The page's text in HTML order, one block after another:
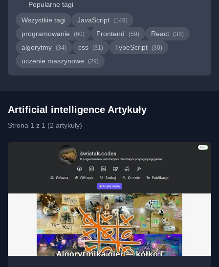
Popularne tagi
Wszystkie tagi
JavaScript (149)
programowanie (60) Frontend (59) React (38)
algorytmy (34) css (31) TypeScript (30)
uczenie maszynowe (29)
Artificial intelligence Artykuły
Strona 1 z 1 (2 artykuły)